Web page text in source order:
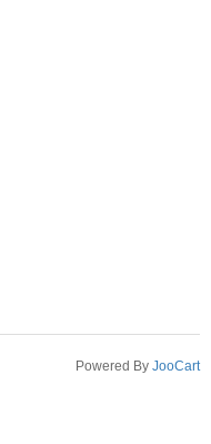
Powered By JooCart